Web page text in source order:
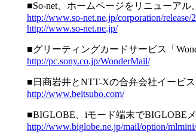
■So-net、ホームページをリニューア
http://www.so-net.ne.jp/corporation/release/
http://www.so-net.ne.jp/
■グリーティングカードサービス「
http://pc.sony.co.jp/WonderMail/
■日商岩井とNTT-Xの合弁会社イービ
http://www.beitsubo.com/
■BIGLOBE、iモード端末でBIGLOBE
http://www.biglobe.ne.jp/mail/option/